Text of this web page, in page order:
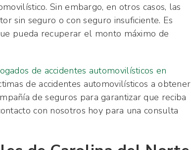
Sin embargo, en otros casos, las
sin seguro o con seguro insuficiente. Es
pueda recuperar el monto máximo de
de accidentes automovilísticos en
de accidentes automovilísticos a obtener
de seguros para garantizar que reciba
con nosotros hoy para una consulta